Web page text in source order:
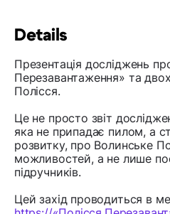
Details
Презентація досліджень
Перезавантаження» та
Полісся.
Це не просто звіт
яка не припадає пилом, а
розвитку, про Волинське
можливостей, а не лише
підручників.
Цей захід проводиться в